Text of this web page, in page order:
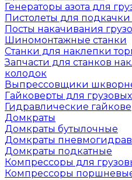
Генераторы азота для
Пистолеты для
Посты накачивания
Шиномонтажные станки
Станки для наклепки
Запчасти для станков
колодок
Выпрессовщики
Гайковерты для
Гидравлические
Домкраты
Домкраты бутылочные
Домкраты
Домкраты подкатные
Компрессоры для
Компрессоры